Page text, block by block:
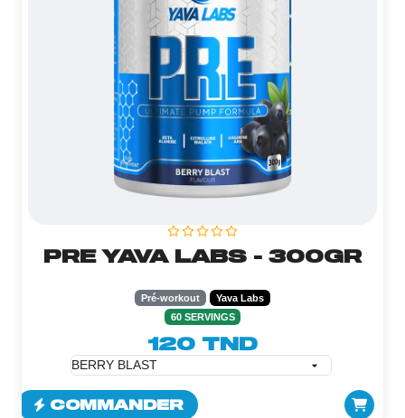
PRE YAVA LABS - 300GR
Pré-workout
Yava Labs
60 SERVINGS
120 TND
COMMANDER